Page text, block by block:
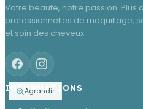
Agrandir
Votre beauté, notre passion. Plus
professionnelles de maquillage,
et soin des cheveux.
INFORMATIONS